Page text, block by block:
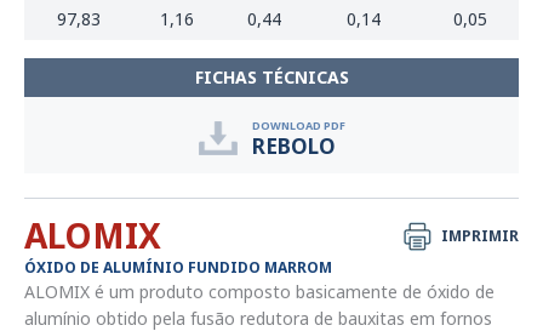
97,83
1,16 0,44 0,14 0,05
FICHAS TÉCNICAS
DOWNLOAD PDF
REBOLO
IMPRIMIR
ALOMIX
ÓXIDO DE ALUMÍNIO FUNDIDO MARROM
ALOMIX é um produto composto basicamente de óxido de
alumínio obtido pela fusão redutora de bauxitas em fornos